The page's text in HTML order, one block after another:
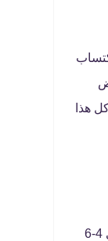
هذا
تميل النساء إلى زيادة وزنهن بحوالي 4-6